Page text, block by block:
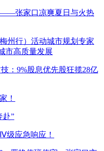
张家口凉爽夏日与火热
州行）活动城市规划专家
市高质量发展
：9%股息优先股狂揽28亿
！
赴”
级应急响应！